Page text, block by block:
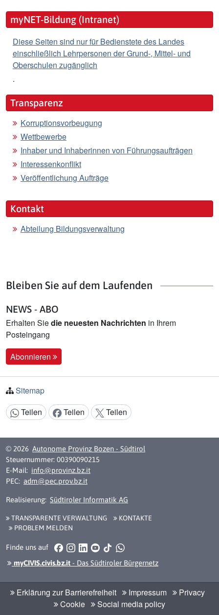
myNET-Bildung (Intranet)
Diese Seiten sind nur für Bedienstete des Landes
einschließlich Lehrpersonen der Grund-, Mittel- und
Oberschulen zugänglich
.
Transparenz
Korruptionsvorbeugung
Wettbewerbe
Inhaber und Inhaberinnen von Führungsaufträgen
Interessenkonflikt
Veröffentlichung Aufträge
Kontakt
Abteilung Bildungsverwaltung
Bleiben Sie auf dem Laufenden
NEWS - ABO
Erhalten Siedie neuesten Nachrichten in Ihrem
Posteingang
Abonnieren
Sitemap
Inhalt teilen:
Teilen Teilen Teilen
© 2026 Autonome Provinz Bozen - Südtirol
Steuernummer: 00390090215
E-Mail: info@provinz.bz.it
PEC: adm@pec.prov.bz.it
Realisierung: Südtiroler Informatik AG
TRANSPARENTE VERWALTUNG
KONTAKTE
PROBLEM MELDEN
Finde uns auf Facebook
Instagram
LinkedInYouTube
TikTokWhatsApp
myCIVIS.civis.bz.it - Das Südtiroler Bürgernetz
Erklärung zur Barrierefreiheit Impressum
Privacy
Cookie
Social media policy